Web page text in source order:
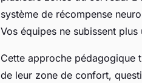
système de récompense
Vos équipes ne subissent
Cette approche pédagogique
de leur zone de confort,